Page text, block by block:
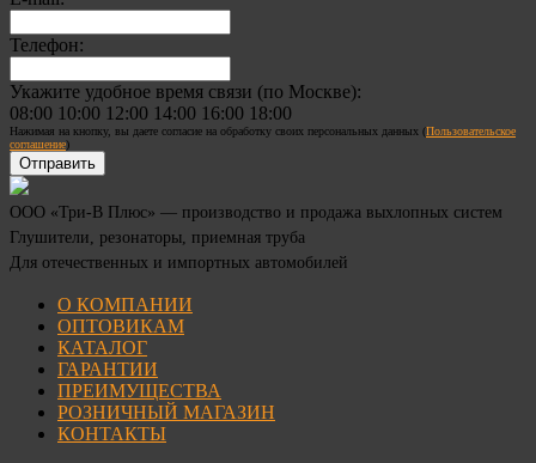
Телефон:
Укажите удобное время связи (по Москве):
08:00 10:00 12:00 14:00 16:00 18:00
Нажимая на кнопку, вы даете согласие на обработку своих персональных данных (Пользовательское
соглашение)
ООО «Три-В Плюс» — производство и продажа выхлопных систем
Глушители, резонаторы, приемная труба
Для отечественных и импортных автомобилей
О КОМПАНИИ
ОПТОВИКАМ
КАТАЛОГ
ГАРАНТИИ
ПРЕИМУЩЕСТВА
РОЗНИЧНЫЙ МАГАЗИН
КОНТАКТЫ